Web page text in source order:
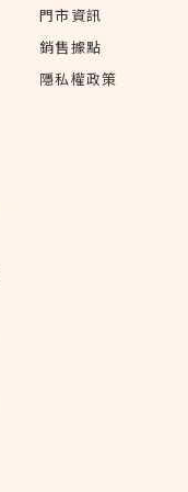
門市資訊
銷售據點
隱私權政策